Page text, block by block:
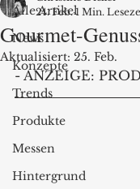
Alle Artikel
News
Konzepte
Trends
Produkte
Messen
Hintergrund
Gourmet-
24. Feb. 1 Min.
Aktualisiert: 25. Feb.
- ANZEIGE: